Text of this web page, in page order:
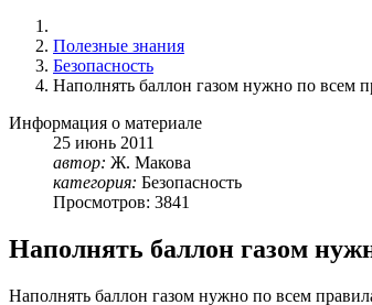
Полезные знания
Безопасность
Наполнять баллон газом нужно по всем
Информация о материале
25 июнь 2011
автор: Ж. Макова
категория: Безопасность
Просмотров: 3841
Наполнять баллон газом
Наполнять баллон газом нужно по всем